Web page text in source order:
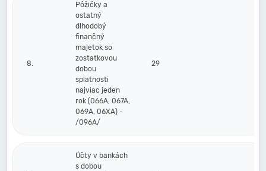
8.
Pôžičky a
ostatný
dlhodobý
finančný
majetok so
zostatkovou
dobou
splatnosti
najviac jeden
rok (066A, 067A,
069A, 06XA) -
/096A/
29
Účty v bankách
s dobou